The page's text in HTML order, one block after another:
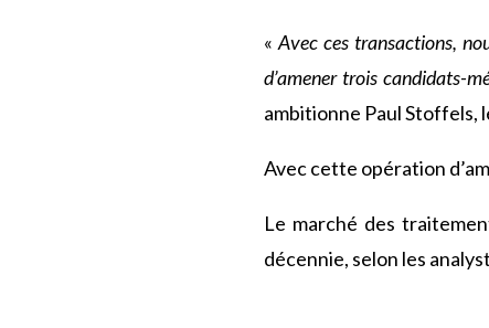
«Avec ces transactions,
d’amener trois candidats-
ambitionne Paul Stoffels,
Avec cette opération
Le marché des
décennie, selon les